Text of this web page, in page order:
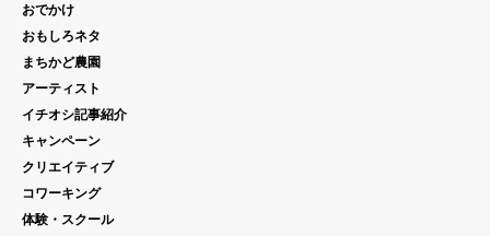
おでかけ
おもしろネタ
まちかど農園
アーティスト
イチオシ記事紹介
キャンペーン
クリエイティブ
コワーキング
体験・スクール